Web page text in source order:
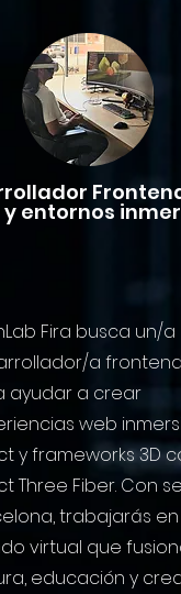
y entornos
Fira busca un/a
a
ayudar a crear
web
y frameworks 3D
Three Fiber. Con
trabajarás
virtual que
educación y